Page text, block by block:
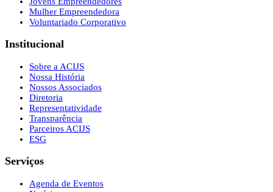
Mulher Empreendedora
Voluntariado Corporativo
Institucional
Sobre a ACIJS
Nossa História
Nossos Associados
Diretoria
Representatividade
Transparência
Parceiros ACIJS
ESG
Serviços
Agenda de Eventos